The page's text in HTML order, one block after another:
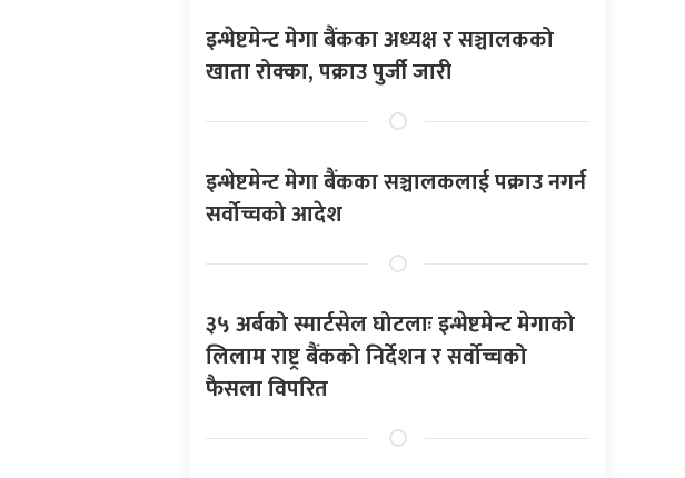
इन्भेष्टमेन्ट मेगा बैंकका अध्यक्ष र सञ्चालकको
खाता रोक्का, पक्राउ पुर्जी जारी
इन्भेष्टमेन्ट मेगा बैंकका सञ्चालकलाई पक्राउ नगर्न
सर्वोच्चको आदेश
३५ अर्बको स्मार्टसेल घोटलाः इन्भेष्टमेन्ट मेगाको
लिलाम राष्ट्र बैंकको निर्देशन र सर्वोच्चको
फैसला विपरित